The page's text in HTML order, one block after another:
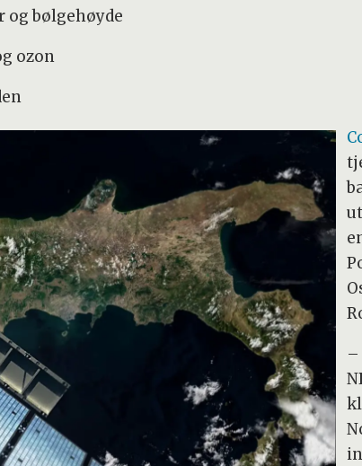
og bølgehøyde
ozon
–